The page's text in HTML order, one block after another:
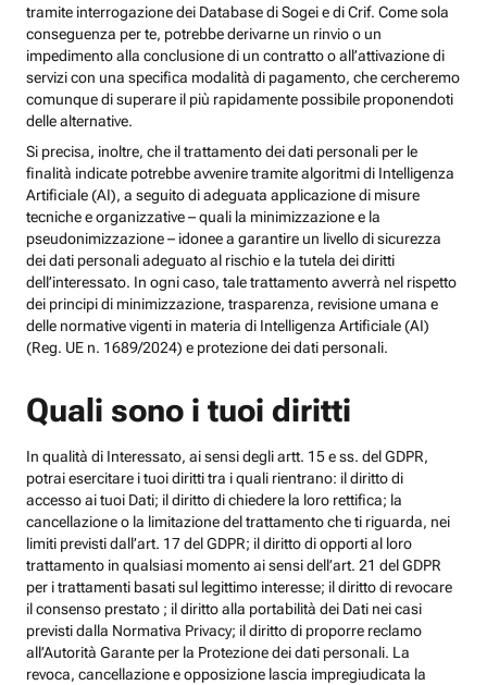
tramite interrogazione dei Database di Sogei e di Crif. Come sola
conseguenza per te, potrebbe derivarne un rinvio o un
impedimento alla conclusione di un contratto o all’attivazione di
servizi con una specifica modalità di pagamento, che cercheremo
comunque di superare il più rapidamente possibile proponendoti
delle alternative.
Si precisa, inoltre, che il trattamento dei dati personali per le
finalità indicate potrebbe avvenire tramite algoritmi di Intelligenza
Artificiale (AI), a seguito di adeguata applicazione di misure
tecniche e organizzative – quali la minimizzazione e la
pseudonimizzazione – idonee a garantire un livello di sicurezza
dei dati personali adeguato al rischio e la tutela dei diritti
dell’interessato. In ogni caso, tale trattamento avverrà nel rispetto
dei principi di minimizzazione, trasparenza, revisione umana e
delle normative vigenti in materia di Intelligenza Artificiale (AI)
(Reg. UE n. 1689/2024) e protezione dei dati personali.
Quali sono i tuoi diritti
In qualità di Interessato, ai sensi degli artt. 15 e ss. del GDPR,
potrai esercitare i tuoi diritti tra i quali rientrano: il diritto di
accesso ai tuoi Dati; il diritto di chiedere la loro rettifica; la
cancellazione o la limitazione del trattamento che ti riguarda, nei
limiti previsti dall’art. 17 del GDPR; il diritto di opporti al loro
trattamento in qualsiasi momento ai sensi dell’art. 21 del GDPR
per i trattamenti basati sul legittimo interesse; il diritto di revocare
il consenso prestato ; il diritto alla portabilità dei Dati nei casi
previsti dalla Normativa Privacy; il diritto di proporre reclamo
all’Autorità Garante per la Protezione dei dati personali. La
revoca, cancellazione e opposizione lascia impregiudicata la